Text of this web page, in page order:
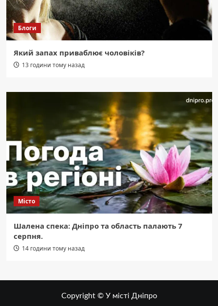
Блоги
Який запах приваблює чоловіків?
13 години тому назад
Місто
Шалена спека: Дніпро та область палають 7
серпня.
14 години тому назад
Copyright © У місті Дніпро